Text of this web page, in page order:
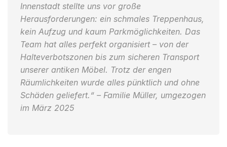
Innenstadt stellte uns vor große
Herausforderungen: ein schmales Treppenhaus,
kein Aufzug und kaum Parkmöglichkeiten. Das
Team hat alles perfekt organisiert – von der
Halteverbotszonen bis zum sicheren Transport
unserer antiken Möbel. Trotz der engen
Räumlichkeiten wurde alles pünktlich und ohne
Schäden geliefert.“ – Familie Müller, umgezogen
im März 2025